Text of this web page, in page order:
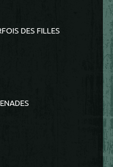
DES FILLES